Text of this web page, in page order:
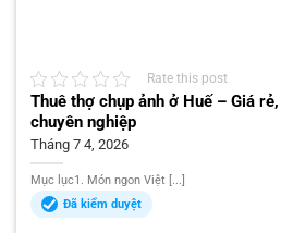
Rate this post
Thuê thợ chụp ảnh ở Huế – Giá
chuyên nghiệp
Tháng 7 4, 2026
Mục lục1. Món ngon Việt [...]
Đã kiểm duyệt